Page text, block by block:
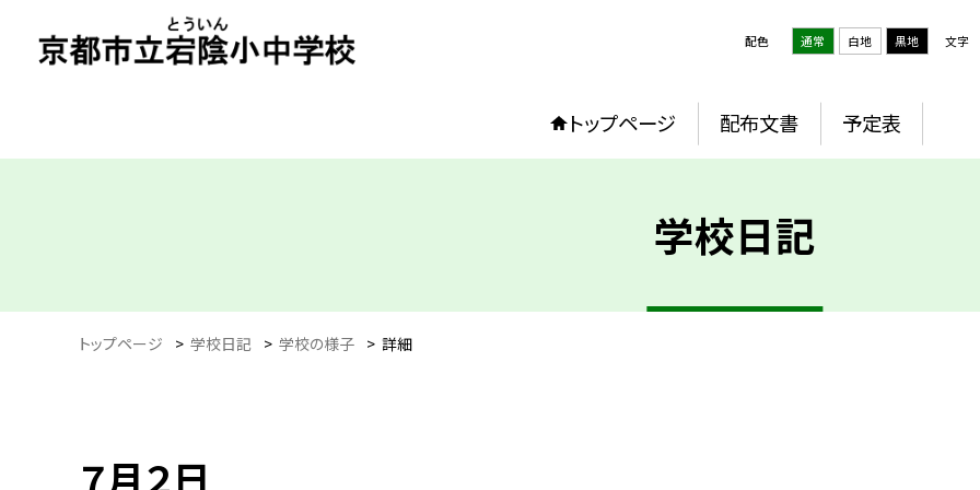
配色 通常 白地 黒地 文字
トップページ 配布文書 予定表
学校日記
トップページ > 学校日記 > 学校の様子 > 詳細
７月２日